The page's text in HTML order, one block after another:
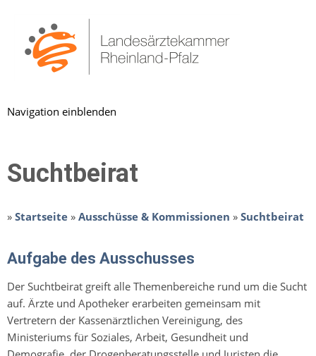
Navigation einblenden
Suchtbeirat
» Startseite » Ausschüsse & Kommissionen » Suchtbeirat
Aufgabe des Ausschusses
Der Suchtbeirat greift alle Themenbereiche rund um die Sucht
auf. Ärzte und Apotheker erarbeiten gemeinsam mit
Vertretern der Kassenärztlichen Vereinigung, des
Ministeriums für Soziales, Arbeit, Gesundheit und